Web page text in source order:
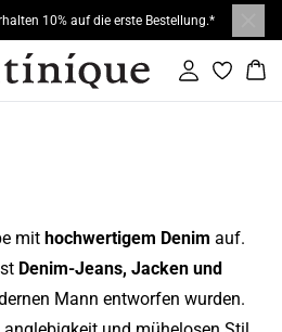
10% auf die erste Bestellung.*
Einloggen
mit hochwertigem Denim auf.
Denim-Jeans, Jacken und
Mann entworfen wurden.